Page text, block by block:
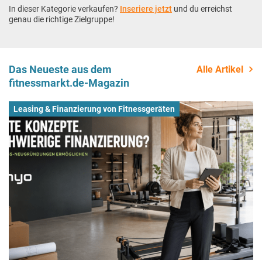
In dieser Kategorie verkaufen? Inseriere jetzt und du erreichst
genau die richtige Zielgruppe!
Das Neueste aus dem
fitnessmarkt.de-Magazin
Alle Artikel
Leasing & Finanzierung von Fitnessgeräten